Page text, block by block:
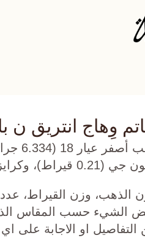
وِهاج انتريق ن
ذهب
قيراط)، وكرايزوبريز (0.662 جرام) تقريبًا.
الذهب، وزن القيراط، عدد
الشيء حسب المقاس الذي
التفاصيل او الاجابة على